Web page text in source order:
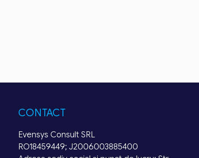
CONTACT
Evensys Consult SRL
RO18459449; J2006003885400